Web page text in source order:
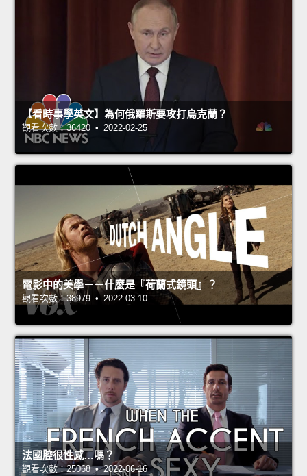
【看時事學英文】為何俄羅斯要攻打烏克蘭？
觀看次數：36420 • 2022-02-25
電影中的美學－－什麼是『荷蘭式鏡頭』？
觀看次數：38979 • 2022-03-10
法國腔很性感…嗎？
觀看次數：25068 • 2022-06-16